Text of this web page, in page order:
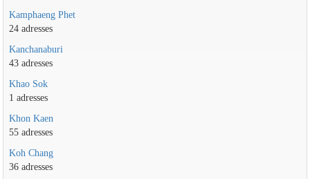
Kamphaeng Phet
24 adresses
Kanchanaburi
43 adresses
Khao Sok
1 adresses
Khon Kaen
55 adresses
Koh Chang
36 adresses